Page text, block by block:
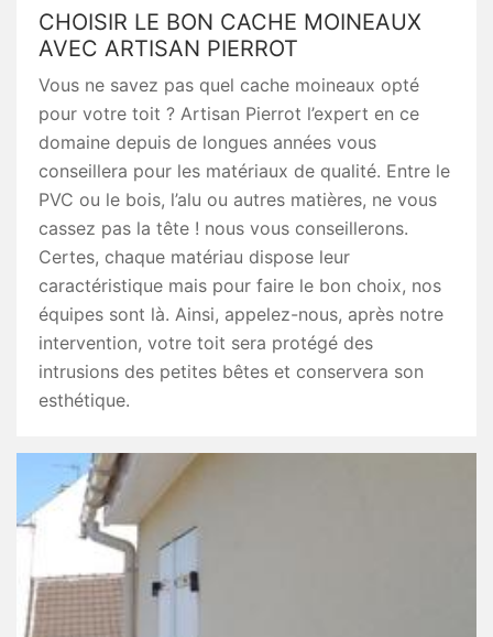
CHOISIR LE BON CACHE MOINEAUX
AVEC ARTISAN PIERROT
Vous ne savez pas quel cache moineaux opté
pour votre toit ? Artisan Pierrot l’expert en ce
domaine depuis de longues années vous
conseillera pour les matériaux de qualité. Entre le
PVC ou le bois, l’alu ou autres matières, ne vous
cassez pas la tête ! nous vous conseillerons.
Certes, chaque matériau dispose leur
caractéristique mais pour faire le bon choix, nos
équipes sont là. Ainsi, appelez-nous, après notre
intervention, votre toit sera protégé des
intrusions des petites bêtes et conservera son
esthétique.